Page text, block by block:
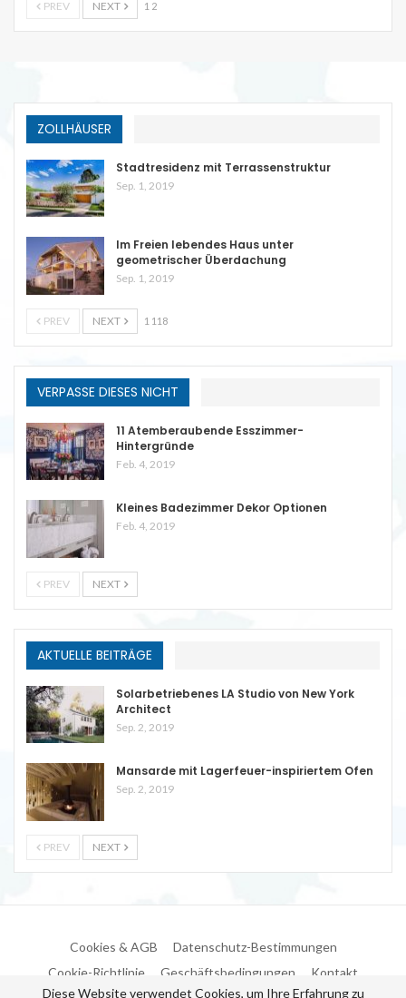
PREV NEXT 1 2
ZOLLHÄUSER
Stadtresidenz mit Terrassenstruktur
Sep. 1, 2019
Im Freien lebendes Haus unter
geometrischer Überdachung
Sep. 1, 2019
PREV NEXT 1 118
VERPASSE DIESES NICHT
11 Atemberaubende Esszimmer-
Hintergründe
Feb. 4, 2019
Kleines Badezimmer Dekor Optionen
Feb. 4, 2019
PREV NEXT
AKTUELLE BEITRÄGE
Solarbetriebenes LA Studio von New York
Architect
Sep. 2, 2019
Mansarde mit Lagerfeuer-inspiriertem Ofen
Sep. 2, 2019
PREV NEXT
Cookies & AGB
Datenschutz-Bestimmungen
Cookie-Richtlinie
Geschäftsbedingungen
Kontakt
Diese Website verwendet Cookies, um Ihre Erfahrung zu